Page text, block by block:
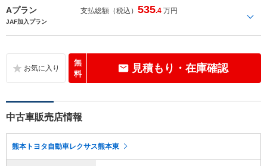
Aプラン 支払総額（税込）535.4 万円
JAF加入プラン
無
料
見積もり・在庫確認
中古車販売店情報
熊本トヨタ自動車レクサス熊本東